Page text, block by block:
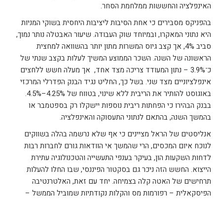
האינפלציה והחששות ממלחמת הסחר.
בהפניקס מסבירים כי אחת הסיבות ליציבות היחסית בשוקי המניות
היא נתוני המאקרו, ובמיוחד שוק העבודה. שיעור האבטלה נותר נמוך,
סביב 4%, אך קצב גיוס המשרות מתון יותר בהשוואה למחצית
הראשונה של השנה. השכר הממוצע המשיך לעלות בקצב שנתי של
כ־3.9% – נתון המעודד צריכה מצד אחד, אך מעלה חשש ללחצים
אינפלציוניים מצד שני. בשל כך, החליט נגיד הבנק הפדרלי המרכזי
באוגוסט להותיר את הריבית ללא שינוי, בטווח של 4.25%–4.5%.
בבנק הבהירו כי הפחתות ריבית נוספות יישקלו רק בספטמבר או
בהמשך השנה, בהתאם לנתוני התעסוקה והאינפלציה.
אנליסטים של הראל מציינים כי אף שלא נרשמה בהלה בשווקים
לנוכח איום המכסים, הרי שהמשך אי הוודאות גורם לחברות רבות
לדחות השקעות הון, בעיקר בענפי התעשייה והטכנולוגיה עתירת
הייצוא. החשש הזה ניכר גם בסקטור הפיננסי, שבו החלו להעלות
תרחישים של האטה קלה בצמיחה. יחד עם זאת, האלטרנטיבה
הפיסקאלית – רפורמות מס והקלות נקודתיות שמוביל הממשל –